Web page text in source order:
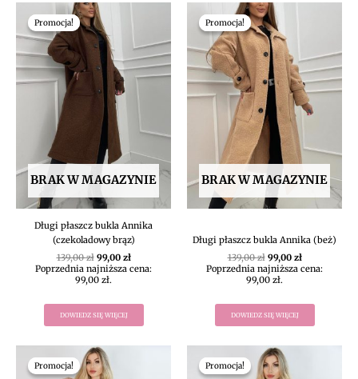
Promocja!
BRAK W MAGAZYNIE
Promocja!
Długi płaszcz bukla Annika
(czekoladowy brąz)
139,00zł
Pierwotna
cena
wynosiła:
139,00 zł.
99,00 zł
99,00 zł.
Poprzednia najniższa cena:
99,00 zł.
DOWIEDZ SIĘ WIĘCEJ
Promocja!
BRAK W MAGAZYNIE
Promocja!
Długi płaszcz bukla Annika (beż)
139,00zł
Pierwotna
cena
wynosiła:
139,00 zł.
99,00 zł
Poprzednia najniższa cena:
99,00 zł.
DOWIEDZ SIĘ WIĘCEJ
Promocja!
Promocja!
Pierwotna
cena
wynosiła:
Promocja!
Promocja!
Pierwotna
cena
wynosiła: